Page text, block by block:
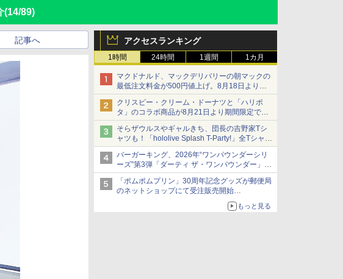
(14/89)
アクセスランキング
1時間 24時間 1週間 1カ月
マクドナルド、マックデリバリーの朝マックの
最低注文料金が500円値上げ。8月18日より
1,500円から受付
クリスピー・クリーム・ドーナツと「ハリポ
タ」のコラボ商品が8月21日より期間限定で発
売
組分け帽子ドーナツなど見た目も楽しい商品が
登場
そらザウルスやギャルきち、団長の吉野家Tシ
ャツも！「hololive Splash T-Party!」全Tシャツ
ラインナップ公開＆オンライン販売開始
バーガーキング、2026年“ワンパウンダーシリ
ーズ”第3弾「ダーティ ザ・ワンパウンダー」を
8月7日発売
「特製ガーリックマヨソース」を使用した超大
型チーズバーガー
「ポムポムプリン」30周年記念グッズが郵便局
のネットショップにて受注販売開始
「おもちもちもちクッション」など今年だけの
もっと見る
記事へ